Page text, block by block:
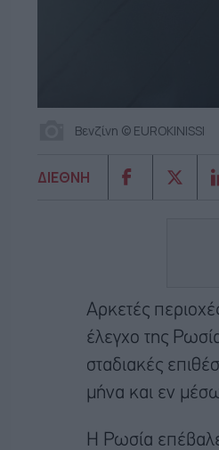
Βενζίνη © EUROKINISSI
ΔΙΕΘΝΗ
Αρκετές
έλεγχο της
σταδιακές
μήνα και εν
Η Ρωσία